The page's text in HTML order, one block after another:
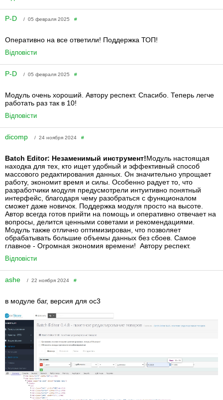
P-D / 05 февраля 2025 #
Оперативно на все ответили! Поддержка ТОП!
Відповісти
P-D / 05 февраля 2025 #
Модуль очень хороший. Автору респект. Спасибо. Теперь легче
работать раз так в 10!
Відповісти
dicomp / 24 ноября 2024 #
Batch Editor: Незаменимый инструмент!Модуль настоящая
находка для тех, кто ищет удобный и эффективный способ
массового редактирования данных. Он значительно упрощает
работу, экономит время и силы. Особенно радует то, что
разработчики модуля предусмотрели интуитивно понятный
интерфейс, благодаря чему разобраться с функционалом
сможет даже новичок. Поддержка модуля просто на высоте.
Автор всегда готов прийти на помощь и оперативно отвечает на
вопросы, делится ценными советами и рекомендациями.
Модуль также отлично оптимизирован, что позволяет
обрабатывать большие объемы данных без сбоев. Самое
главное - Огромная экономия времени! Автору респект.
Відповісти
ashe / 22 ноября 2024 #
в модуле баг, версия для oc3